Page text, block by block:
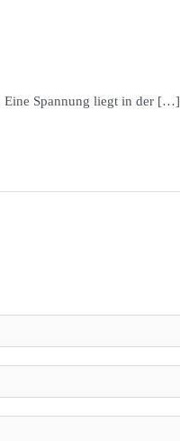
Eine Spannung liegt in der […]